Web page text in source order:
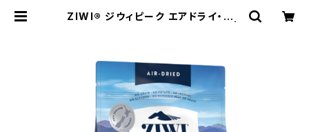
ZIWI® ジウィピーク エアドライ・ドッ
ンラインショップ